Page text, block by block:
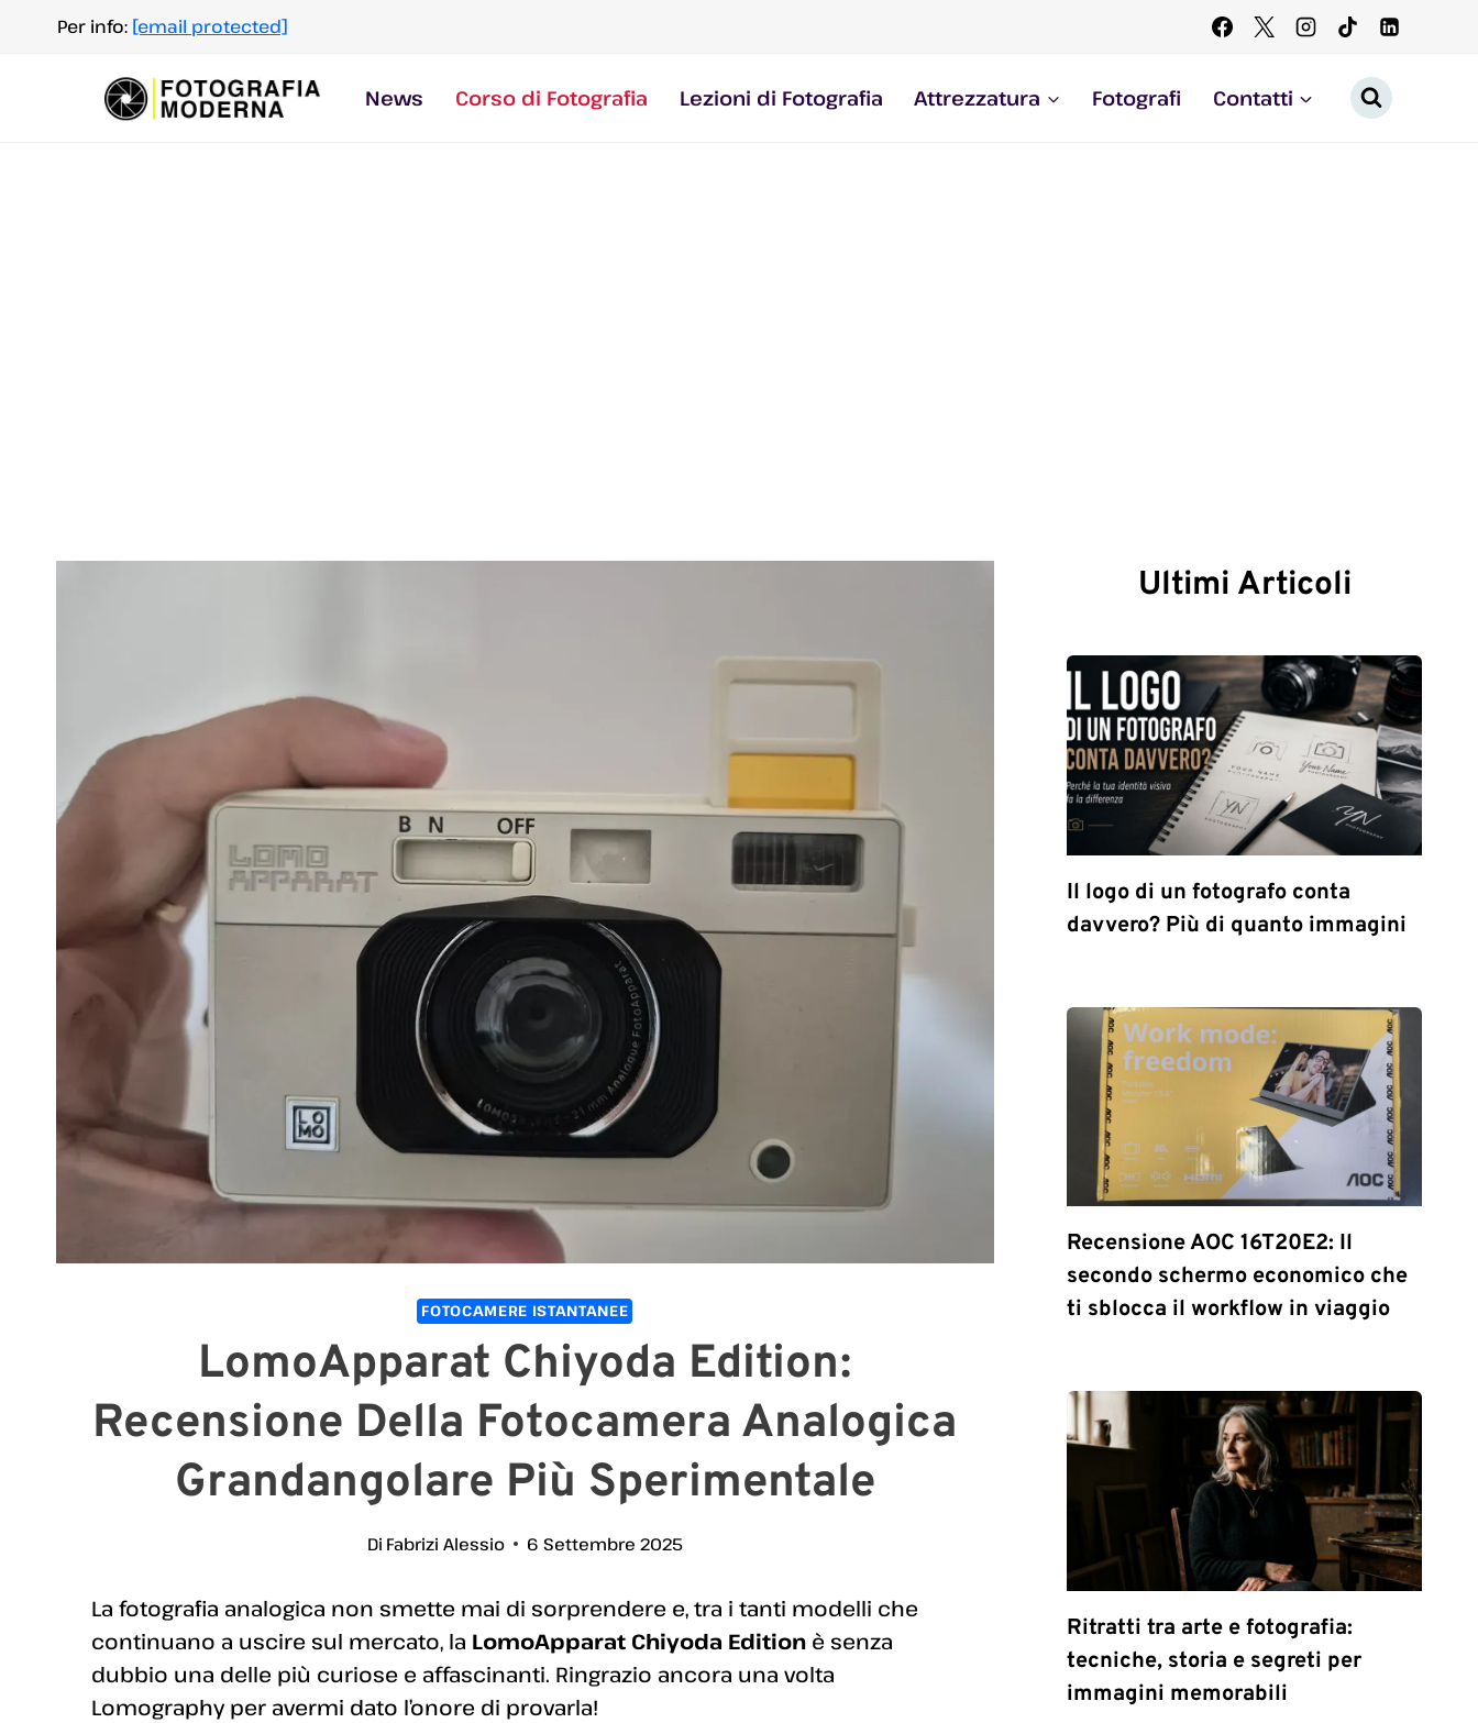
contenuto
Per info: [email protected]
News Corso di Fotografia Lezioni di Fotografia Attrezzatura Fotografi Contatti
FOTOCAMERE ISTANTANEE
LomoApparat Chiyoda Edition:
Recensione Della Fotocamera Analogica
Grandangolare Più Sperimentale
Di Fabrizi Alessio 6 Settembre 2025
La fotografia analogica non smette mai di sorprendere e, tra i tanti modelli che
continuano a uscire sul mercato, la LomoApparat Chiyoda Edition è senza
dubbio una delle più curiose e affascinanti. Ringrazio ancora una volta
Lomography per avermi dato l’onore di provarla!
Ultimi Articoli
Il logo di un fotografo conta
davvero? Più di quanto immagini
Recensione AOC 16T20E2: Il
secondo schermo economico che
ti sblocca il workflow in viaggio
Ritratti tra arte e fotografia:
tecniche, storia e segreti per
immagini memorabili